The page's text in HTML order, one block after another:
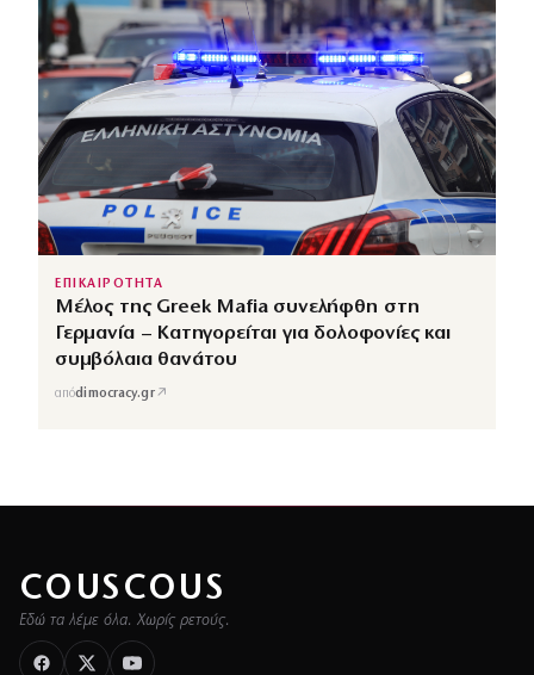
ΕΠΙΚΑΙΡΟΤΗΤΑ
Μέλος της Greek Mafia συνελήφθη στη
Γερμανία – Κατηγορείται για δολοφονίες και
συμβόλαια θανάτου
απόdimocracy.gr↗
COUSCOUS
Εδώ τα λέμε όλα. Χωρίς ρετούς.